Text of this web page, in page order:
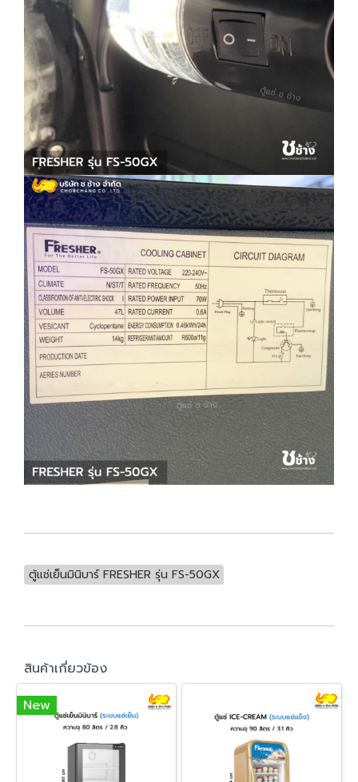
ตู้แช่เย็นมินิบาร์ FRESHER รุ่น FS-50GX
สินค้าเกี่ยวข้อง
New